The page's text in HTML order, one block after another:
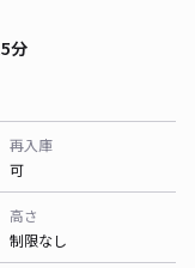
分
再入庫
可
高さ
制限なし